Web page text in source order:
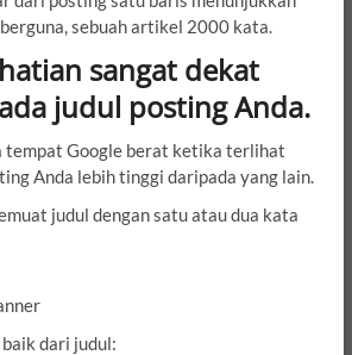
sebuah artikel 2000 kata.
sangat dekat
judul posting Anda.
tempat Google berat ketika terlihat
Anda lebih tinggi daripada yang lain.
judul dengan satu atau dua kata
dari judul: